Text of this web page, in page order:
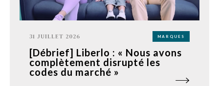
31 JUILLET 2026 MARQUES
[Débrief] Liberlo : « Nous avons
complètement disrupté les
codes du marché »